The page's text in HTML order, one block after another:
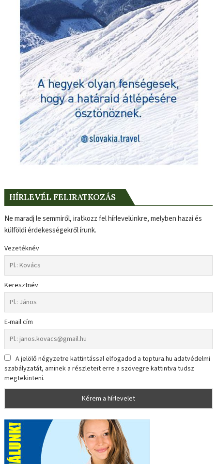
HÍRLEVÉL FELIRATKOZÁS
Ne maradj le semmiről, iratkozz fel hírlevelünkre, melyben hazai és
külföldi érdekességekről írunk.
Vezetéknév
Keresztnév
E-mail cím
A jelölő négyzetre kattintással elfogadod a toptura.hu adatvédelmi
szabályzatát, aminek a részleteit erre a szövegre kattintva tudsz
megtekinteni.